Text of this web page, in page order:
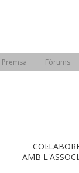
Premsa Fòrums
AMB